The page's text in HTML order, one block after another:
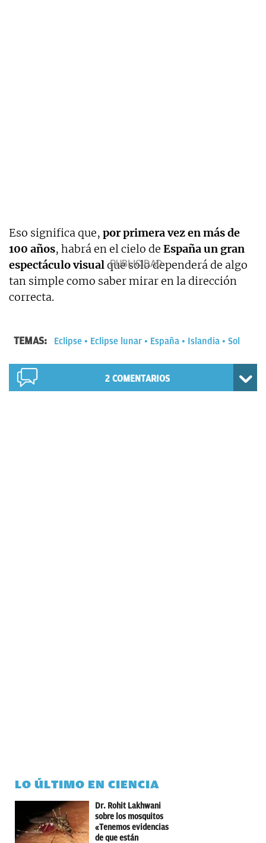
Eso significa que, por primera vez en más de
100 años, habrá en el cielo de España un gran
espectáculo visualque solo dependerá de algo
tan simple como saber mirar en la dirección
correcta.
TEMAS: Eclipse Eclipse lunar España Islandia Sol
2 COMENTARIOS
LO ÚLTIMO EN CIENCIA
Dr. Rohit Lakhwani
sobre los mosquitos
«Tenemos evidencias
de que están